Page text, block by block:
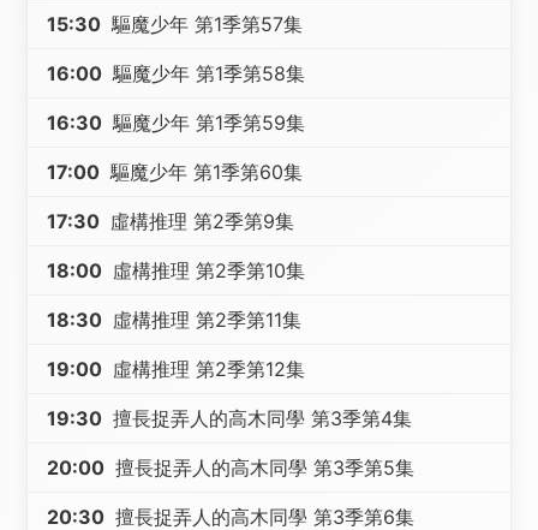
15:30 驅魔少年 第1季第57集
16:00 驅魔少年 第1季第58集
16:30 驅魔少年 第1季第59集
17:00 驅魔少年 第1季第60集
17:30 虛構推理 第2季第9集
18:00 虛構推理 第2季第10集
18:30 虛構推理 第2季第11集
19:00 虛構推理 第2季第12集
19:30 擅長捉弄人的高木同學 第3季第4集
20:00 擅長捉弄人的高木同學 第3季第5集
20:30 擅長捉弄人的高木同學 第3季第6集